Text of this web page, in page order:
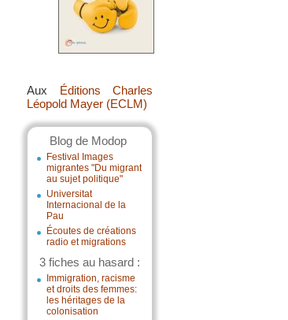
Aux Éditions Charles
Léopold Mayer (ECLM)
Blog de Modop
Festival Images
migrantes "Du migrant
au sujet politique"
Universitat
Internacional de la
Pau
Écoutes de créations
radio et migrations
3 fiches au hasard :
Immigration, racisme
et droits des femmes:
les héritages de la
colonisation